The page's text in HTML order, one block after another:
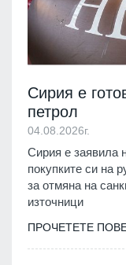
Сирия е
петрол
04.08.2026г.
Сирия е заявила
покупките си на
за отмяна на
източници
ПРОЧЕТЕТЕ